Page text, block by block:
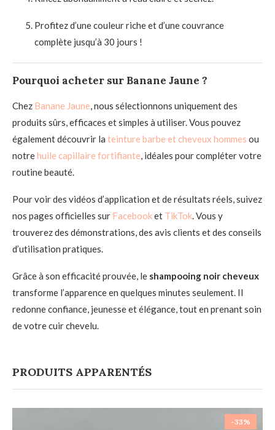
Profitez d’une couleur riche et d’une couvrance
complète jusqu’à 30 jours !
Pourquoi acheter sur Banane Jaune ?
Chez Banane Jaune, nous sélectionnons uniquement des
produits sûrs, efficaces et simples à utiliser. Vous pouvez
également découvrir la teinture barbe et cheveux hommes ou
notrehuile capillaire fortifiante, idéales pour compléter votre
routine beauté.
Pour voir des vidéos d’application et de résultats réels, suivez
nos pages officielles sur Facebooket TikTok. Vous y
trouverez des démonstrations, des avis clients et des conseils
d’utilisation pratiques.
Grâce à son efficacité prouvée, le shampooing noir cheveux
transforme l’apparence en quelques minutes seulement. Il
redonne confiance, jeunesse et élégance, tout en prenant soin
de votre cuir chevelu.
PRODUITS APPARENTÉS
-33%